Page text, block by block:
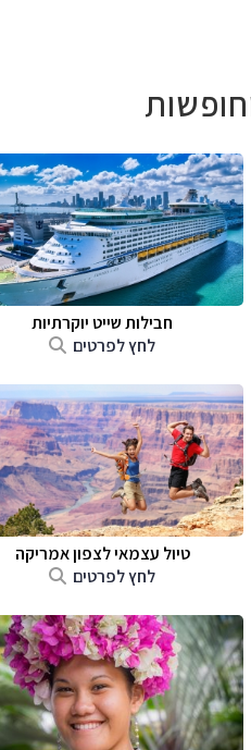
חבילות שייט יוקרתיות
לחץ לפרטים
טיול עצמאי לצפון אמריקה
לחץ לפרטים